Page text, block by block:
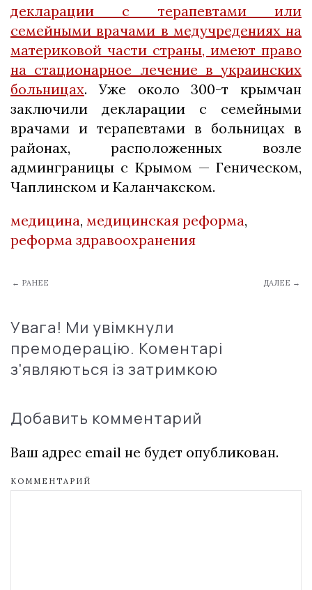
декларации с терапевтами или
семейными врачами в медучредениях на
материковой части страны, имеют право
на стационарное лечение в украинских
больницах. Уже около 300-т крымчан
заключили декларации с семейными
врачами и терапевтами в больницах в
районах, расположенных возле
админграницы с Крымом — Геническом,
Чаплинском и Каланчакском.
медицина, медицинская реформа,
реформа здравоохранения
← РАНЕЕ ДАЛЕЕ →
Увага! Ми увімкнули
премодерацію. Коментарі
з'являються із затримкою
Добавить комментарий
Ваш адрес email не будет опубликован.
КОММЕНТАРИЙ